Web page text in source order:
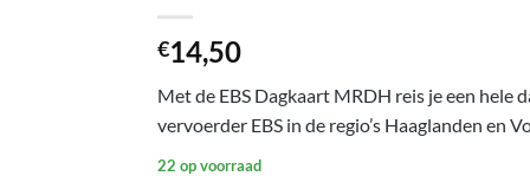
€14,50
Met de EBS Dagkaart MRDH reis je een hele
vervoerder EBS in de regio’s Haaglanden en
22 op voorraad